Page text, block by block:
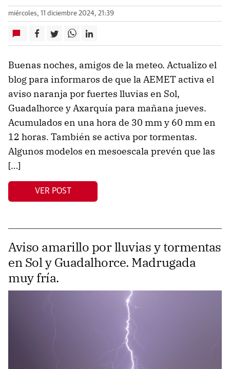
miércoles, 11 diciembre 2024, 21:39
Buenas noches, amigos de la meteo. Actualizo el
blog para informaros de que la AEMET activa el
aviso naranja por fuertes lluvias en Sol,
Guadalhorce y Axarquía para mañana jueves.
Acumulados en una hora de 30 mm y 60 mm en
12 horas. También se activa por tormentas.
Algunos modelos en mesoescala prevén que las
[…]
VER POST
Aviso amarillo por lluvias y tormentas
en Sol y Guadalhorce. Madrugada
muy fría.